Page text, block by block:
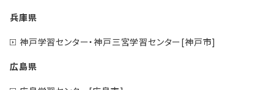
兵庫県
神戸学習センター・神戸三宮学習センター[神戸市]
広島県